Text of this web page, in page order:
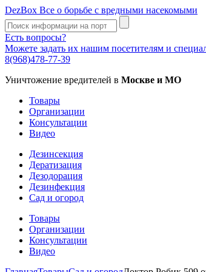
DezBox Все о борьбе с вредными насекомыми
Есть вопросы?
Можете задать их нашим посетителям и
8(968)478-77-39
Уничтожение вредителей в Москве и МО
Товары
Организации
Консультации
Видео
Дезинсекция
Дератизация
Дезодорация
Дезинфекция
Сад и огород
Товары
Организации
Консультации
Видео